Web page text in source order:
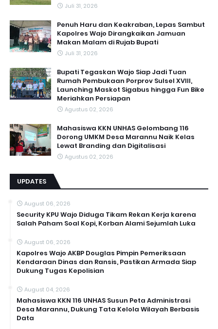
Juli 31, 2026
Penuh Haru dan Keakraban, Lepas Sambut
Kapolres Wajo Dirangkaikan Jamuan
Makan Malam di Rujab Bupati
Juli 31, 2026
Bupati Tegaskan Wajo Siap Jadi Tuan
Rumah Pembukaan Porprov Sulsel XVIII,
Launching Maskot Sigabus hingga Fun Bike
Meriahkan Persiapan
Agustus 02, 2026
Mahasiswa KKN UNHAS Gelombang 116
Dorong UMKM Desa Marannu Naik Kelas
Lewat Branding dan Digitalisasi
Agustus 02, 2026
UPDATES
August 06, 2026
Security KPU Wajo Diduga Tikam Rekan Kerja karena
Salah Paham Soal Kopi, Korban Alami Sejumlah Luka
August 06, 2026
Kapolres Wajo AKBP Douglas Pimpin Pemeriksaan
Kendaraan Dinas dan Ransis, Pastikan Armada Siap
Dukung Tugas Kepolisian
August 04, 2026
Mahasiswa KKN 116 UNHAS Susun Peta Administrasi
Desa Marannu, Dukung Tata Kelola Wilayah Berbasis
Data